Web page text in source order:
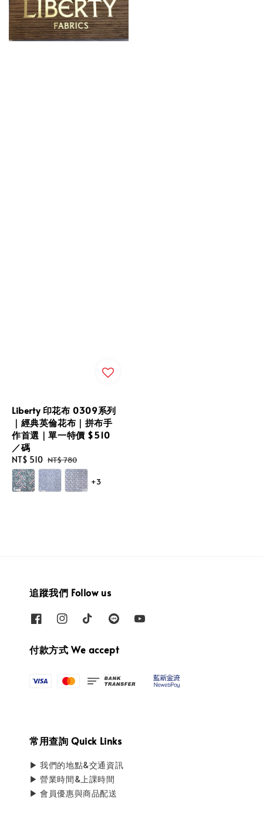
Liberty 印花布 0309系列
｜經典英倫花布｜拼布手
作首選｜單一特價 $510
／碼
Sale
price
NT$ 510 Regular
price
NT$ 780
+3
追蹤我們 Follow us
付款方式 We accept
常用查詢 Quick Links
▶ 我們的地點&交通資訊
▶ 營業時間&上課時間
▶ 會員優惠與商品配送